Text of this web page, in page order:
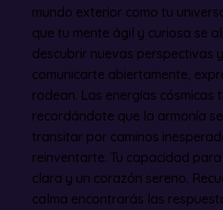
mundo exterior como tu
que tu mente ágil y curiosa se
descubrir nuevas perspectivas
comunicarte abiertamente,
rodean. Las energías cósmicas
recordándote que la armonía
transitar por caminos
reinventarte. Tu capacidad
clara y un corazón sereno.
calma encontrarás las